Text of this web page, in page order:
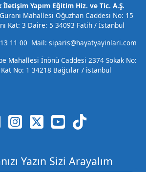
İletişim Yapım Eğitim Hiz. ve Tic. A.Ş.
Mahallesi Oğuzhan Caddesi No: 15
Kat: 3 Daire: 5 34093 Fatih / İstanbul
11 00 Mail: siparis@hayatyayinlari.com
Mahallesi İnönü Caddesi 2374 Sokak No:
No: 1 34218 Bağcılar / istanbul
Yazın Sizi Arayalım